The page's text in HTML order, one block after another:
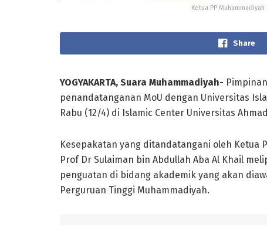
Ketua PP
Share
YOGYAKARTA, Suara Muhammadiyah-
penandatanganan MoU dengan Universitas
Rabu (12/4) di Islamic Center Universitas
Kesepakatan yang ditandatangani oleh Ketua
Prof Dr Sulaiman bin Abdullah Aba Al Khail
penguatan di bidang akademik yang akan
Perguruan Tinggi Muhammadiyah.